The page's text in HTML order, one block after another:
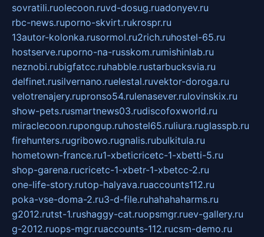
sovratili.ruolecoon.ruvd-dosug.ruadonyev.ru
rbc-news.ruporno-skvirt.rukrospr.ru
13autor-kolonka.rusormol.ru2rich.ruhostel-65.ru
hostserve.ruporno-na-russkom.rumishinlab.ru
neznobi.rubigfatcc.ruhabble.rustarbucksvia.ru
delfinet.rusilvernano.ruelestal.ruvektor-doroga.ru
velotrenajery.rupronso54.rulenasever.rulovinskix.ru
show-pets.rusmartnews03.rudiscofoxworld.ru
miraclecoon.rupongup.ruhostel65.ruliura.ruglasspb.ru
firehunters.rugribowo.rugnalis.rubulkitula.ru
hometown-france.ru1-xbeticricetc-1-xbetti-5.ru
shop-garena.rucricetc-1-xbetr-1-xbetcc-2.ru
one-life-story.rutop-halyava.ruaccounts112.ru
poka-vse-doma-2.ru3-d-file.ruhahahaharms.ru
g2012.rutst-1.rushaggy-cat.ruopsmgr.ruev-gallery.ru
g-2012.ruops-mgr.ruaccounts-112.rucsm-demo.ru